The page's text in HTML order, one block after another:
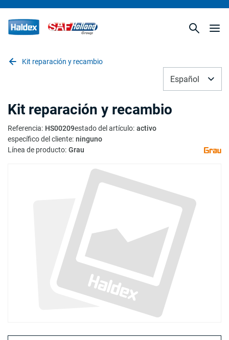
Kit reparación y recambio
Español
Kit reparación y recambio
Referencia: HS00209estado del artículo: activo
específico del cliente: ninguno
Línea de producto: Grau